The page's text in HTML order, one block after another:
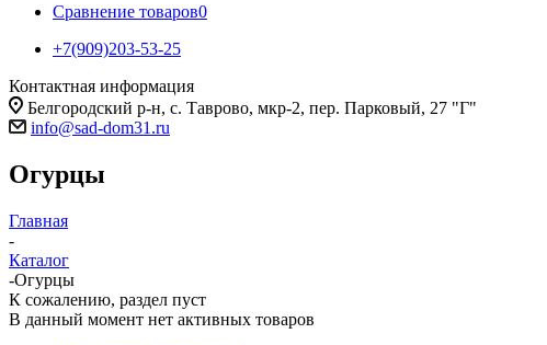
Сравнение товаров0
+7(909)203-53-25
Контактная информация
Белгородский р-н, с. Таврово, мкр-2, пер. Парковый, 27 "Г"
info@sad-dom31.ru
Огурцы
Главная
-
Каталог
-Огурцы
К сожалению, раздел пуст
В данный момент нет активных товаров